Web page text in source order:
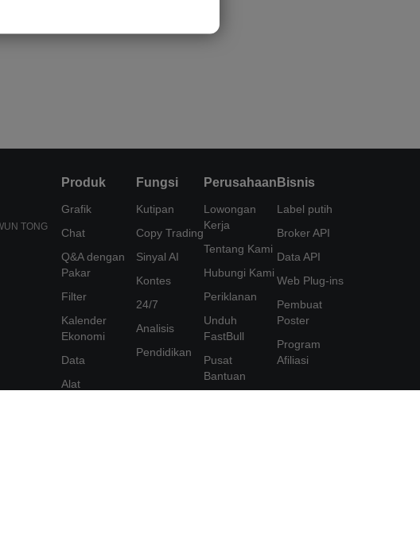
TONG
Produk
Grafik
Chat
Q&A dengan
Pakar
Filter
Kalender
Ekonomi
Data
Alat
Fungsi
Kutipan
Copy Trading
Sinyal AI
Kontes
24/7
Analisis
Pendidikan
Perusahaan
Lowongan
Kerja
Tentang Kami
Hubungi Kami
Periklanan
Unduh
FastBull
Pusat
Bantuan
Bisnis
Label putih
Broker API
Data API
Web Plug-ins
Pembuat
Poster
Program
Afiliasi